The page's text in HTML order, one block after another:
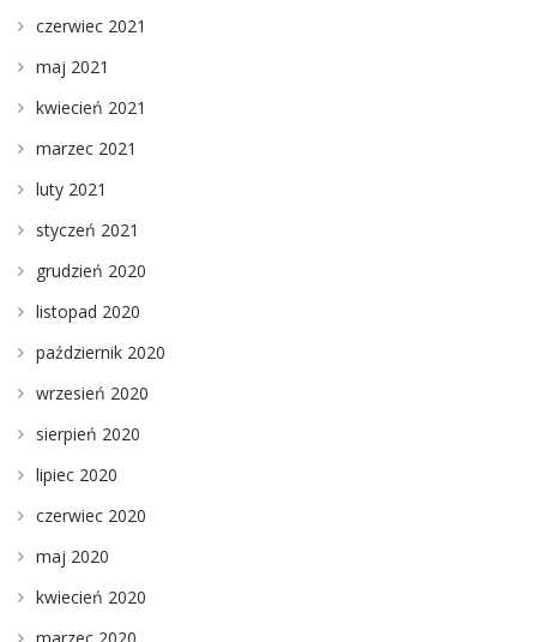
czerwiec 2021
maj 2021
kwiecień 2021
marzec 2021
luty 2021
styczeń 2021
grudzień 2020
listopad 2020
październik 2020
wrzesień 2020
sierpień 2020
lipiec 2020
czerwiec 2020
maj 2020
kwiecień 2020